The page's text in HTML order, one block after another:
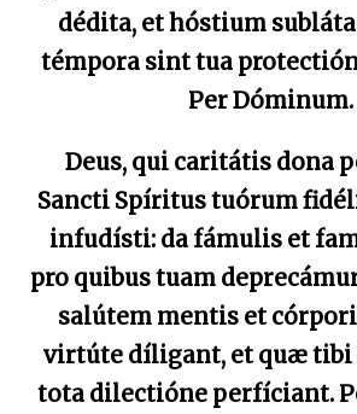
dédita, et hóstium
témpora sint tua
Per Dóminum.
Deus, qui caritátis dona
Sancti Spíritus tuórum
infudísti: da fámulis et
pro quibus tuam
salútem mentis et
virtúte díligant, et quæ tibi
tota dilectióne perfíciant.